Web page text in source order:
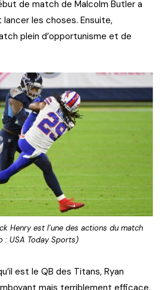
de match de Malcolm Butler a
les choses. Ensuite,
plein d’opportunisme et de
Henry est l’une des actions du match
: USA Today Sports)
est le QB des Titans, Ryan
mais terriblement efficace.